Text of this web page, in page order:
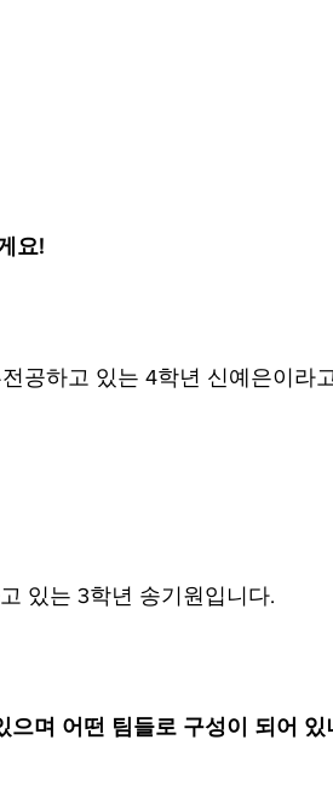
요!​
공하고 있는 4학년 신예은이라
있는 3학년 송기원입니다.
으며 어떤 팀들로 구성이 되어 있